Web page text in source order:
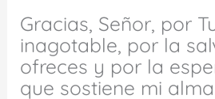
Gracias, Señor, por
inagotable, por la
ofreces y por la
que sostiene mi